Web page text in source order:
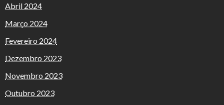
Abril 2024
Março 2024
Fevereiro 2024
Dezembro 2023
Novembro 2023
Outubro 2023